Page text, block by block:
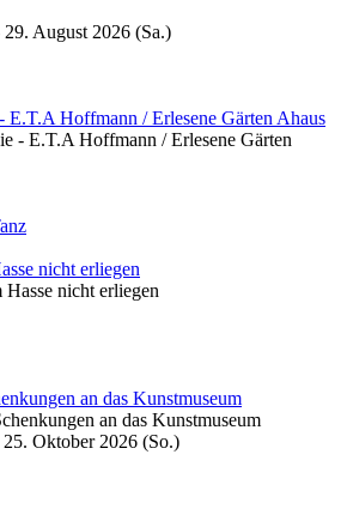
29. August 2026 (Sa.)
E.T.A Hoffmann / Erlesene Gärten Ahaus
nicht erliegen
an das Kunstmuseum
25. Oktober 2026 (So.)